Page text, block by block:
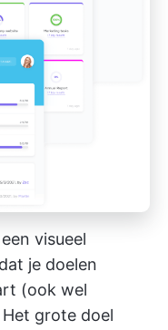
visueel
je doelen
(ook wel
grote doel